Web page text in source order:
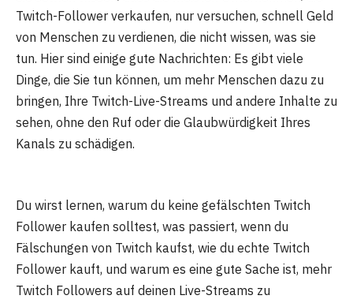
Twitch-Follower verkaufen, nur versuchen, schnell Geld
von Menschen zu verdienen, die nicht wissen, was sie
tun. Hier sind einige gute Nachrichten: Es gibt viele
Dinge, die Sie tun können, um mehr Menschen dazu zu
bringen, Ihre Twitch-Live-Streams und andere Inhalte zu
sehen, ohne den Ruf oder die Glaubwürdigkeit Ihres
Kanals zu schädigen.
Du wirst lernen, warum du keine gefälschten Twitch
Follower kaufen solltest, was passiert, wenn du
Fälschungen von Twitch kaufst, wie du echte Twitch
Follower kauft, und warum es eine gute Sache ist, mehr
Twitch Followers auf deinen Live-Streams zu